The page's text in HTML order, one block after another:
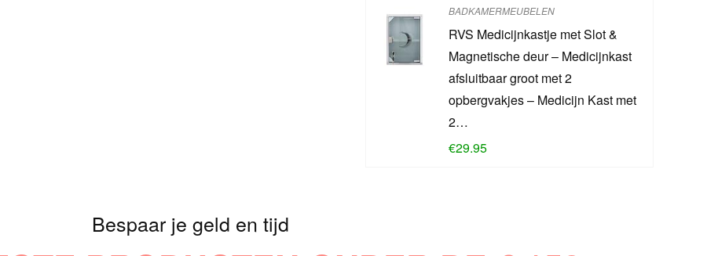
BADKAMERMEUBELEN
RVS Medicijnkastje met Slot &
Magnetische deur – Medicijnkast
afsluitbaar groot met 2
opbergvakjes – Medicijn Kast met
2…
€29.95
Bespaar je geld en tijd